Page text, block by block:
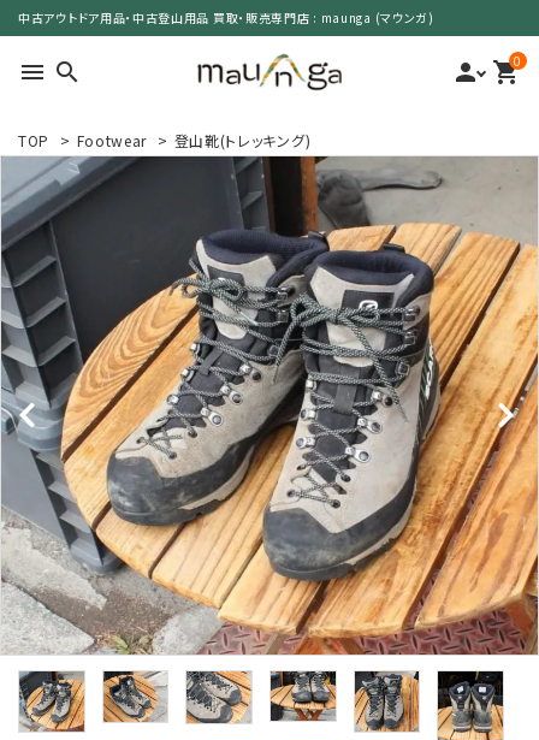
中古アウトドア用品・中古登山用品 買取・販売専門店 : maunga (マウンガ)
menu search person 0
shopping_cart
search
カテゴリーで選ぶ
サイズで選ぶ
特集で選ぶ
価格で選ぶ
買取案内
レンタル・修理
店舗情報
POLICY
INFORMATION
TOP > Footwear > 登山靴(トレッキング)